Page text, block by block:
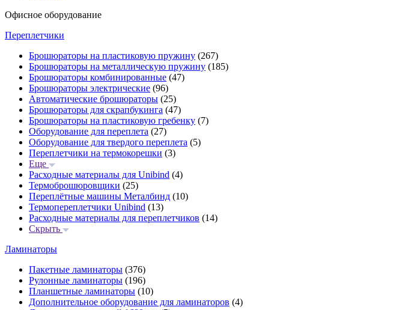
Офисное оборудование
Переплетчики
Брошюраторы на пластиковую пружину (267)
Брошюраторы на металлическую пружину (185)
Брошюраторы комбинированные (47)
Брошюраторы электрические (96)
Автоматические брошюраторы (25)
Брошюраторы для скрапбукинга (47)
Брошюраторы на пластиковую гребенку (7)
Оборудование для переплета (27)
Оборудование для твердого переплета (5)
Переплетчики на термокорешки (3)
Еще
Расходные материалы для Unibind (4)
Термоброшюровщики (25)
Переплётные машины Металбинд (10)
Термопереплетчики Unibind (13)
Расходные материалы для переплетчиков (14)
Скрыть
Ламинаторы
Пакетные ламинаторы (376)
Рулонные ламинаторы (196)
Планшетные ламинаторы (10)
Дополнительное оборудование для ламинаторов (4)